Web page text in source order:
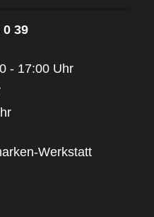
0 39
- 17:00 Uhr